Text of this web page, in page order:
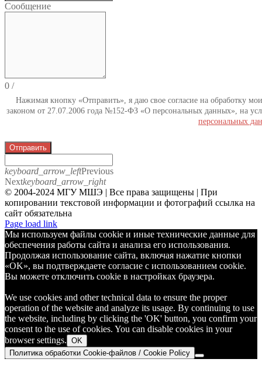
Сообщение
0 /
Нажимая кнопку «Отправить», я даю свое согласие на обработку
законом от 27.07.2006 года №152-ФЗ «О персональных данных», на
персональных
Отправить
keyboard_arrow_leftPrevious
Nextkeyboard_arrow_right
© 2004-2024 МГУ МШЭ | Все права защищены | При
копировании текстовой информации и фотографий ссылка на
сайт обязательна
Telegram
Page load link
Мы используем файлы cookie и иные технические данные для
обеспечения работы сайта и анализа его использования.
Продолжая использование сайта, включая нажатие кнопки
«OK», вы подтверждаете согласие с использованием cookie.
Вы можете отключить cookie в настройках браузера.
We use cookies and other technical data to ensure the proper
operation of the website and analyze its usage. By continuing to use
the website, including by clicking the 'OK' button, you confirm your
consent to the use of cookies. You can disable cookies in your
browser settings. OK
Политика обработки Cookie-файлов / Cookie Policy